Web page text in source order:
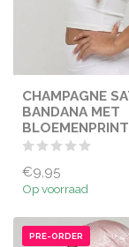
CHAMPAGNE
BANDANA MET
BLOEMENPRINT
€9,95
Op voorraad
PRE-ORDER